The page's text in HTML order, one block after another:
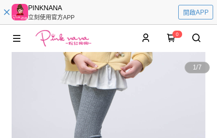
PINKNANA
立刻使用官方APP
開啟APP
0
1/7